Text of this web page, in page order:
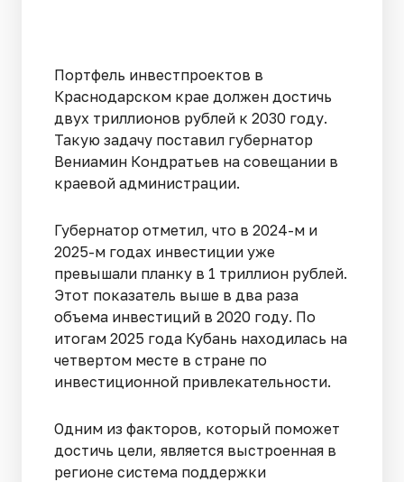
Портфель инвестпроектов в
Краснодарском крае должен достичь
двух триллионов рублей к 2030 году.
Такую задачу поставил губернатор
Вениамин Кондратьев на совещании в
краевой администрации.
Губернатор отметил, что в 2024-м и
2025-м годах инвестиции уже
превышали планку в 1 триллион рублей.
Этот показатель выше в два раза
объема инвестиций в 2020 году. По
итогам 2025 года Кубань находилась на
четвертом месте в стране по
инвестиционной привлекательности.
Одним из факторов, который поможет
достичь цели, является выстроенная в
регионе система поддержки